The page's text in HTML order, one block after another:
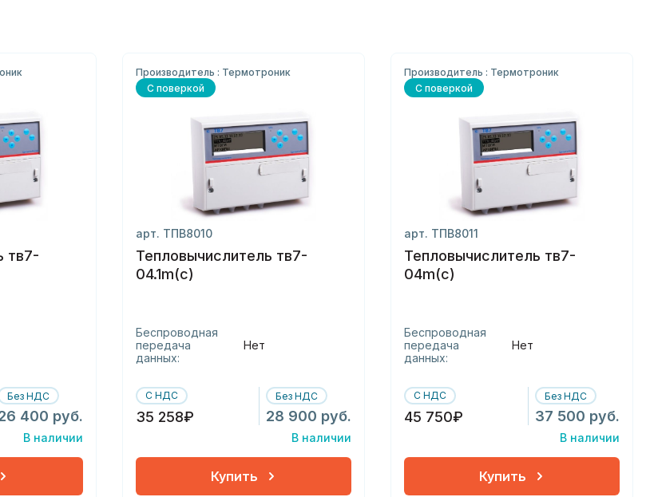
тв7-
Без НДС
400 руб.
В наличии
Производитель : Термотроник
С поверкой
арт. ТПВ8010
Тепловычислитель тв7-
04.1m(с)
Беспроводная
передача
данных:
Нет
С НДС
35 258₽
Без НДС
28 900 руб.
В наличии
Купить
Производитель : Термотроник
С поверкой
арт. ТПВ8011
Тепловычислитель тв7-
04m(с)
Беспроводная
передача
данных:
Нет
С НДС
45 750₽
Без НДС
37 500 руб.
В наличии
Купить